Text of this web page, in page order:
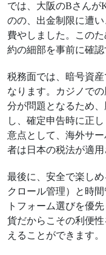
では、大阪のBさんが
のの、出金制限に遭
費やしました。この
約の細部を事前に確認
税務面では、暗号資
なります。カジノで
分が問題となるため
し、確定申告時に正
意点として、海外サ
者は日本の税法が適用
最後に、安全で楽し
クロール管理）と時
トフォーム選びを優
貨だからこその利便
えることができます。